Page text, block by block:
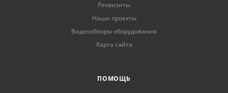
Реквизиты
Наши проекты
Видеообзоры оборудования
Карта сайта
ПОМОЩЬ